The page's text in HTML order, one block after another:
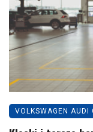
VOLKSWAGEN AUDI